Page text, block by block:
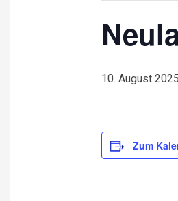
10. August
Zum